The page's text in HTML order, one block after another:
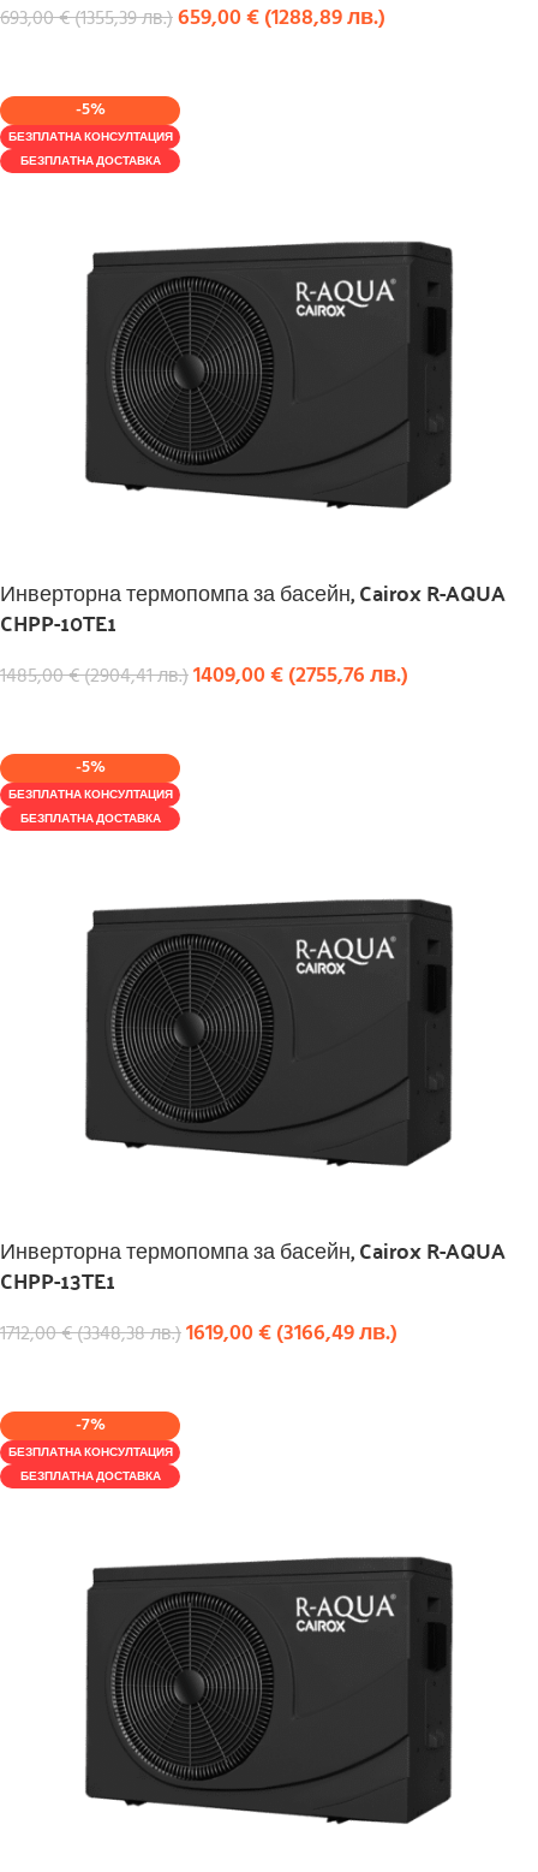
693,00€(1355,39лв.)659,00€(1288,89лв.)
-5%
БЕЗПЛАТНА КОНСУЛТАЦИЯ
БЕЗПЛАТНА ДОСТАВКА
Инверторна термопомпа за басейн, Cairox R-AQUA
CHPP-10TE1
1485,00€(2904,41лв.)1409,00€(2755,76лв.)
-5%
БЕЗПЛАТНА КОНСУЛТАЦИЯ
БЕЗПЛАТНА ДОСТАВКА
Инверторна термопомпа за басейн, Cairox R-AQUA
CHPP-13TE1
1712,00€(3348,38лв.)1619,00€(3166,49лв.)
-7%
БЕЗПЛАТНА КОНСУЛТАЦИЯ
БЕЗПЛАТНА ДОСТАВКА